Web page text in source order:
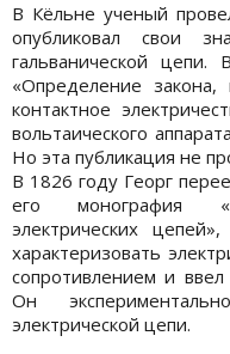
В Кёльне ученый
опубликовал свои
гальванической
«Определение
контактное
вольтаического
Но эта публикация не
В 1826 году Георг
его монография
электрических
характеризовать
сопротивлением и
Он
электрической цепи.